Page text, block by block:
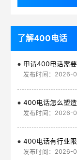
了解400电话
发布时间：2026-
400电话怎么塑
发布时间：2026-
400电话有行业
发布时间：2026-